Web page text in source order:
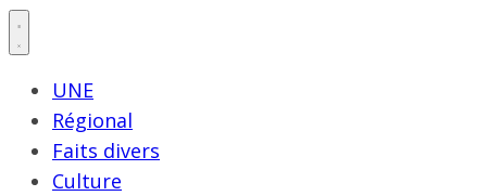
UNE
Régional
Faits divers
Culture